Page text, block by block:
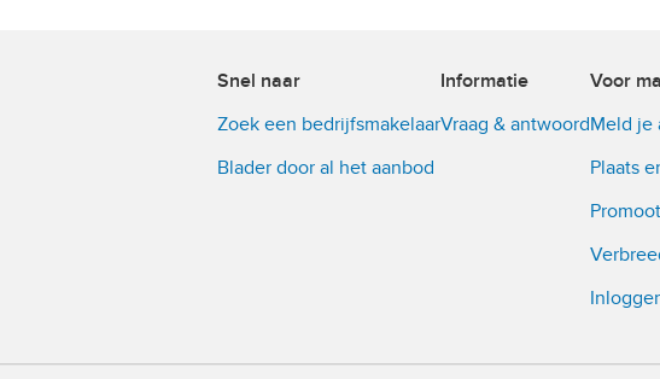
Snel naar
Zoek een bedrijfsmakelaar
Blader door al het aanbod
Informatie
Vraag & antwoord
Voor
Meld je
Plaats